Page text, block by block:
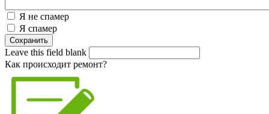
Я не спамер
Я спамер
Leave this field blank
Как происходит ремонт?